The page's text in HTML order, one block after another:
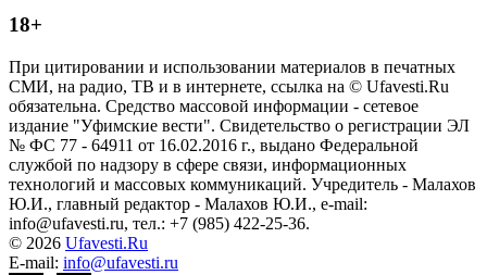
18+
При цитировании и использовании материалов в печатных
СМИ, на радио, ТВ и в интернете, ссылка на © Ufavesti.Ru
обязательна. Средство массовой информации - сетевое
издание "Уфимские вести". Свидетельство о регистрации ЭЛ
№ ФС 77 - 64911 от 16.02.2016 г., выдано Федеральной
службой по надзору в сфере связи, информационных
технологий и массовых коммуникаций. Учредитель - Малахов
Ю.И., главный редактор - Малахов Ю.И., e-mail:
info@ufavesti.ru, тел.: +7 (985) 422-25-36.
© 2026 Ufavesti.Ru
E-mail: info@ufavesti.ru